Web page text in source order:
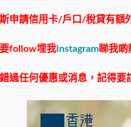
申請信用卡/戶口/稅貸有額
follow埋我 Instagram睇我啲
過任何優惠或消息，記得要